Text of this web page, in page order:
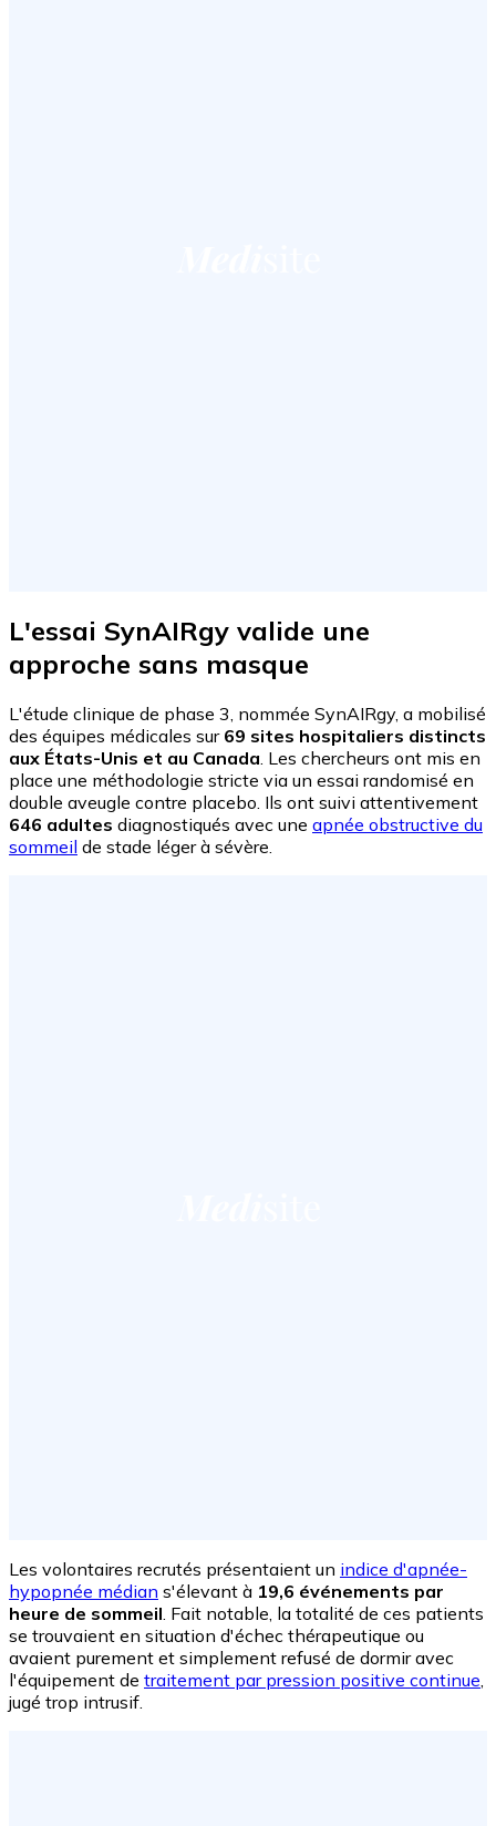
L'essai SynAIRgy valide une
approche sans masque
L'étude clinique de phase 3, nommée SynAIRgy, a mobilisé
des équipes médicales sur 69 sites hospitaliers distincts
aux États-Unis et au Canada. Les chercheurs ont mis en
place une méthodologie stricte via un essai randomisé en
double aveugle contre placebo. Ils ont suivi attentivement
646 adultes diagnostiqués avec une apnée obstructive du
sommeil de stade léger à sévère.
Les volontaires recrutés présentaient un indice d'apnée-
hypopnée médian s'élevant à 19,6 événements par
heure de sommeil. Fait notable, la totalité de ces patients
se trouvaient en situation d'échec thérapeutique ou
avaient purement et simplement refusé de dormir avec
l'équipement de traitement par pression positive continue,
jugé trop intrusif.